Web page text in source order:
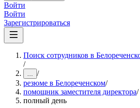
Войти
Войти
Зарегистрироваться
Поиск сотрудников в
/
... /
резюме в Белореченском/
помощник заместителя директора/
полный день